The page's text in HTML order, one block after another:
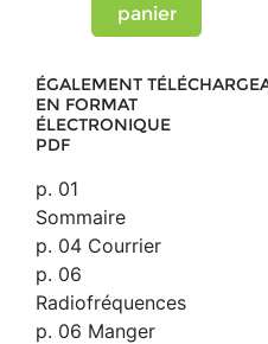
panier
ÉGALEMENT
EN FORMAT
ÉLECTRONIQUE
PDF
p. 01
Sommaire
p. 04 Courrier
p. 06
Radiofréquences
p. 06 Manger